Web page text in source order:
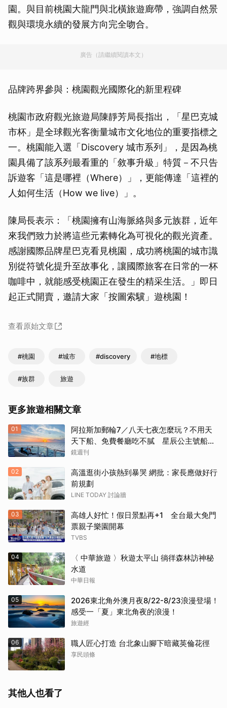
園。與目前桃園大龍門與北橫旅遊廊帶，強調自然景
觀與環境永續的發展方向完全吻合。
廣告（請繼續閱讀本文）
品牌跨界參與：桃園觀光國際化的新里程碑
桃園市政府觀光旅遊局陳靜芳局長指出，「星巴克城
市杯」是全球觀光客衡量城市文化地位的重要指標之
一。桃園能入選「Discovery 城市系列」，是因為桃
園具備了該系列最看重的「敘事升級」特質－不只告
訴遊客「這是哪裡（Where）」，更能傳達「這裡的
人如何生活（How we live）」。
陳局長表示：「桃園擁有山海脈絡與多元族群，近年
來我們致力於將這些元素轉化為可視化的觀光資產。
感謝國際品牌星巴克看見桃園，成功將桃園的城市識
別從符號化提升至故事化，讓國際旅客在日常的一杯
咖啡中，就能感受桃園正在發生的精采生活。」即日
起正式開賣，邀請大家「按圖索驥」遊桃園！
查看原始文章
#桃園 #城市 #discovery #地標
#族群 旅遊
更多旅遊相關文章
01
阿拉斯加郵輪7／八天七夜怎麼玩？不用天
天下船、免費餐廳吃不膩 星辰公主號船上
一日生活公開
鏡週刊
02
高溫逛街小孩熱到暴哭 網批：家長應做好行
前規劃
LINE TODAY 討論牆
03
高雄人好忙！假日景點再+1 全台最大免門
票親子樂園開幕
TVBS
04
〈 中華旅遊 〉秋遊太平山 徜徉森林訪神秘
水道
中華日報
05
2026東北角外澳月夜8/22-8/23浪漫登場！
感受一「夏」東北角夜的浪漫！
旅遊經
06 職人匠心打造 台北象山腳下暗藏英倫花徑
享民頭條
其他人也看了